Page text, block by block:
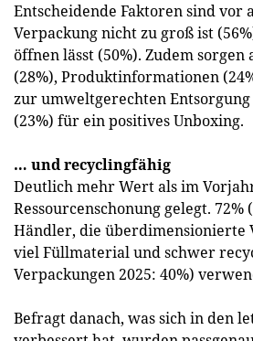
Entscheidende Faktoren sind vor
Verpackung nicht zu groß ist
öffnen lässt (50%). Zudem
(28%), Produktinformationen
zur umweltgerechten
(23%) für ein positives Unboxing.
… und recyclingfähig
Deutlich mehr Wert als im
Ressourcenschonung gelegt. 72%
Händler, die überdimensionierte
viel Füllmaterial und schwer
Verpackungen 2025: 40%)
Befragt danach, was sich in den